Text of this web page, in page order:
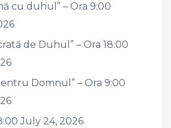
cu duhul” – Ora 9:00
de Duhul” – Ora 18:00
Domnul” – Ora 9:00
July 24, 2026